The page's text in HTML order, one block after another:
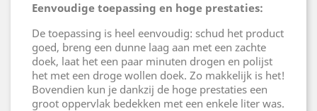
Eenvoudige toepassing en hoge prestaties:
De toepassing is heel eenvoudig: schud het product
goed, breng een dunne laag aan met een zachte
doek, laat het een paar minuten drogen en polijst
het met een droge wollen doek. Zo makkelijk is het!
Bovendien kun je dankzij de hoge prestaties een
groot oppervlak bedekken met een enkele liter was.